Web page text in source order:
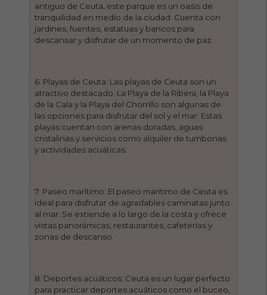
antiguo de Ceuta, este parque es un oasis de
tranquilidad en medio de la ciudad. Cuenta con
jardines, fuentes, estatuas y bancos para
descansar y disfrutar de un momento de paz.
6. Playas de Ceuta: Las playas de Ceuta son un
atractivo destacado. La Playa de la Ribera, la Playa
de la Cala y la Playa del Chorrillo son algunas de
las opciones para disfrutar del sol y el mar. Estas
playas cuentan con arenas doradas, aguas
cristalinas y servicios como alquiler de tumbonas
y actividades acuáticas.
7. Paseo marítimo: El paseo marítimo de Ceuta es
ideal para disfrutar de agradables caminatas junto
al mar. Se extiende a lo largo de la costa y ofrece
vistas panorámicas, restaurantes, cafeterías y
zonas de descanso.
8. Deportes acuáticos: Ceuta es un lugar perfecto
para practicar deportes acuáticos como el buceo,